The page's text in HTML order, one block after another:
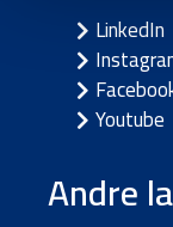
LinkedIn
Youtube
Andre